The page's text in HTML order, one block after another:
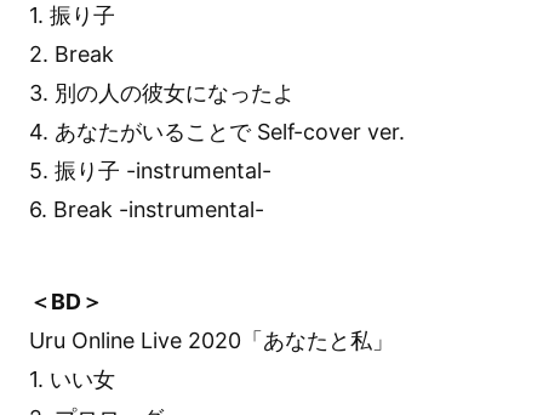
1. 振り子
2. Break
3. 別の人の彼女になったよ
4. あなたがいることで Self-cover ver.
5. 振り子 -instrumental-
6. Break -instrumental-
＜BD＞
Uru Online Live 2020「あなたと私」
1. いい女